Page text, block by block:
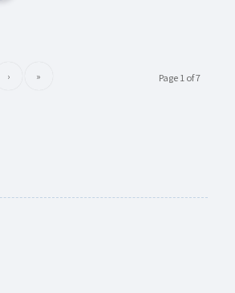
Page 1 of 7
› »